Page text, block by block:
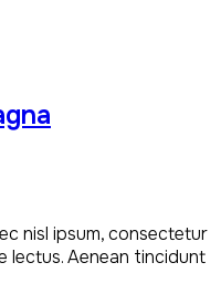
nisl ipsum, consectetur
lectus. Aenean tincidunt